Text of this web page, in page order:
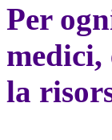
Per
medici,
la